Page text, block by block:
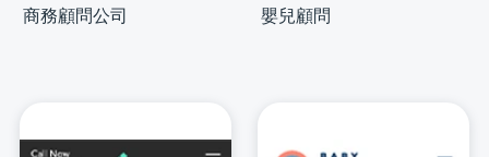
商務顧問公司 嬰兒顧問